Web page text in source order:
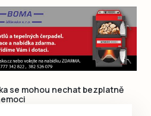
Obnovit heslo
se
přes Facebook
Blogy
Inspirace
Čtenáři píší
Speciální přílohy
se mohou nechat bezplatně